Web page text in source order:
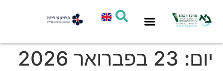
יום: 23 בפברואר 2026